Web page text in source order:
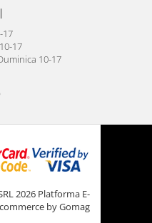
17
17
10-17
2026 Platforma E-
commerce by Gomag